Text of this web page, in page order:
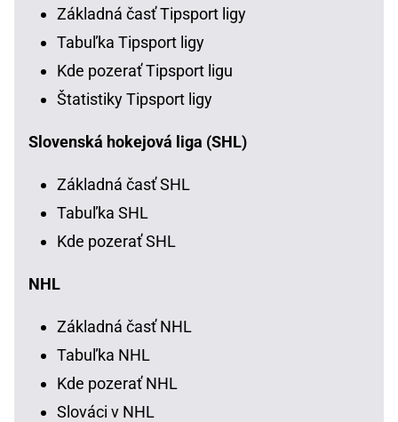
Základná časť Tipsport ligy
Tabuľka Tipsport ligy
Kde pozerať Tipsport ligu
Štatistiky Tipsport ligy
Slovenská hokejová liga (SHL)
Základná časť SHL
Tabuľka SHL
Kde pozerať SHL
NHL
Základná časť NHL
Tabuľka NHL
Kde pozerať NHL
Slováci v NHL